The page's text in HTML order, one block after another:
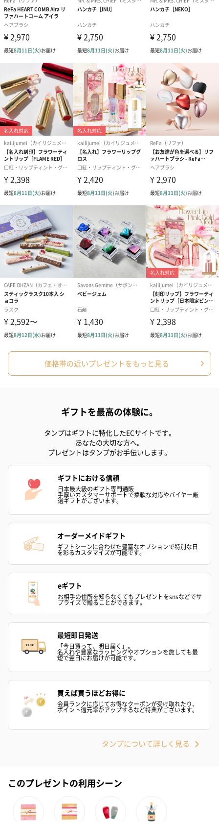
価格帯の近いプレゼントをもっと見る
ギフトを最高の体験に。
タンプはギフトに特化したECサイトです。
あなたの大切な方へ。
プレゼントはタンプがお手伝いします。
ギフトにおける信頼
日本最大級のギフト専門通販
手厚いカスタマーサポートで柔軟な対応やバイヤー厳
選ギフトがございます。
オーダーメイドギフト
ギフトシーンに合わせた豊富なオプションで特別な日
を彩るカスタマイズが可能です。
eギフト
お相手の住所を知らなくてもプレゼントをsnsなどでサ
プライズで贈ることができます。
最短即日発送
「今日買って、明日届く」。
名入れや豊富なラッピングやオプションを施しても最
短で翌日にお届けが可能です。
買えば買うほどお得に
会員ランクに応じてお得なクーポンが受け取れたり、
ポイント還元率がアップするなど特典がございます。
タンプについて詳しく見る
このプレゼントの利用シーン